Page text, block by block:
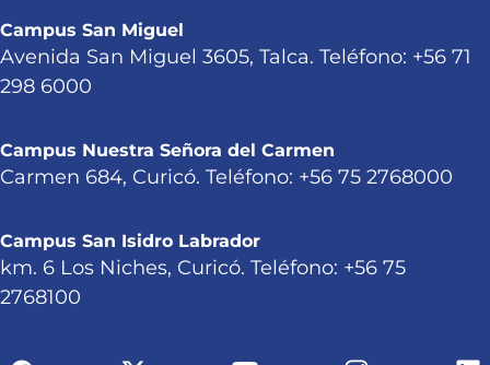
Campus San Miguel
Avenida San Miguel 3605, Talca. Teléfono: +56 71
298 6000
Campus Nuestra Señora del Carmen
Carmen 684, Curicó. Teléfono: +56 75 2768000
Campus San Isidro Labrador
km. 6 Los Niches, Curicó. Teléfono: +56 75
2768100